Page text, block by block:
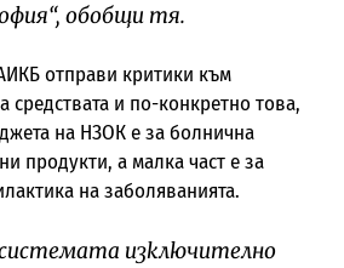
обобщи тя.
отправи критики към
средствата и по-конкретно това,
на НЗОК е за болнична
продукти, а малка част е за
на заболяванията.
изключително